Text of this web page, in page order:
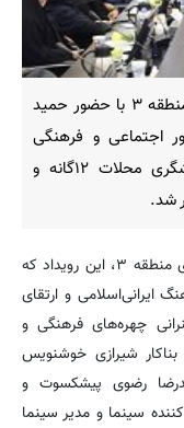
آیین تجلیل از دبیران و فعالان گردشگری منطقه ۳ با حضور حمید
اجتماعی و فرهنگی
منطقه، دبیران و فعالان کانون‌های گردشگری محلات ۱۲گانه و
شد.
به گزارش شهر به نقل از روابط عمومی شهرداری منطقه ۳، این رویداد که
ایرانی‌اسلامی و ارتقای
چهره‌های فرهنگی و
شیرازی خوشنویس
رضوی پیشکسوت و
سینما و مدیر سینما